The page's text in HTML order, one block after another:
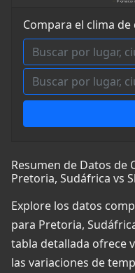
Compara el clima
Resumen de Datos de
Pretoria, Sudáfrica vs
Explore los datos
para Pretoria,
tabla detallada ofrece
las variaciones de